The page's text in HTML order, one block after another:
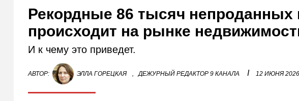
Рекордные 86 тысяч непроданных
происходит на рынке
И к чему это приведет.
АВТОР: ЭЛЛА ГОРЕЦКАЯ , ДЕЖУРНЫЙ РЕДАКТОР 9 КАНАЛА I 12 ИЮНЯ 2026